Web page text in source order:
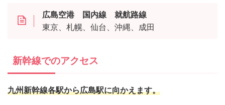
広島空港 国内線 就航路線
東京、札幌、仙台、沖縄、成田
新幹線でのアクセス
九州新幹線各駅から広島駅に向かえます。